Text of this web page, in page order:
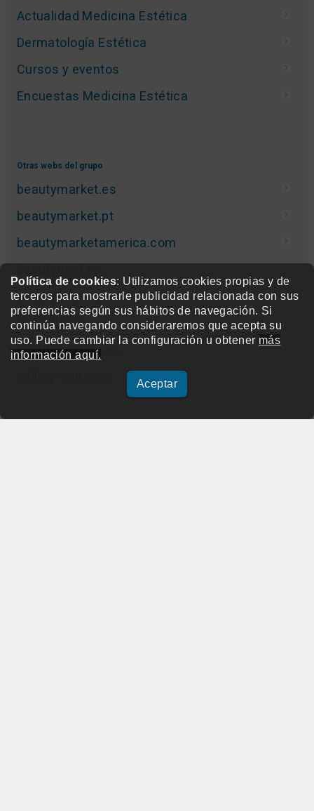
Política de cookies: Utilizamos cookies propias y de
terceros para mostrarle publicidad relacionada con sus
preferencias según sus hábitos de navegación. Si
continúa navegando consideraremos que acepta su
uso. Puede cambiar la configuración u obtener más
información aquí.
Aceptar
Actualidad Medicina Estética
Dermatología Estética
Cursos y eventos
Encuestas Medicina Estética
Otras webs del grupo
beautymarket.es
beautymarket.pt
beautymarketamerica.com
beautypharma.es
bewellty.es
beautycontact.es